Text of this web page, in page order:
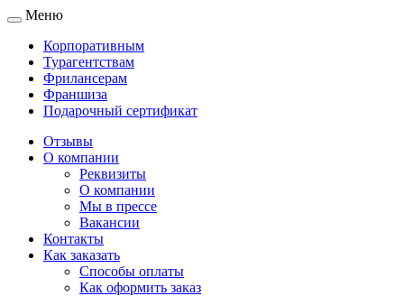
Toggle
navigation
Меню
Корпоративным
Турагентствам
Фрилансерам
Франшиза
Подарочный сертификат
Отзывы
О компании
Реквизиты
О компании
Мы в прессе
Вакансии
Контакты
Как заказать
Способы оплаты
Как оформить заказ